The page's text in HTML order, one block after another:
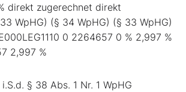
direkt zugerechnet direkt
WpHG) (§ 34 WpHG) (§ 33 WpHG)
0 2264657 0 % 2,997 %
2,997 %
§ 38 Abs. 1 Nr. 1 WpHG